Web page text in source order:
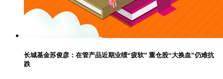
长城基金苏俊彦：在管产品近期业绩“疲软” 重仓股“大换血”仍难抗
跌